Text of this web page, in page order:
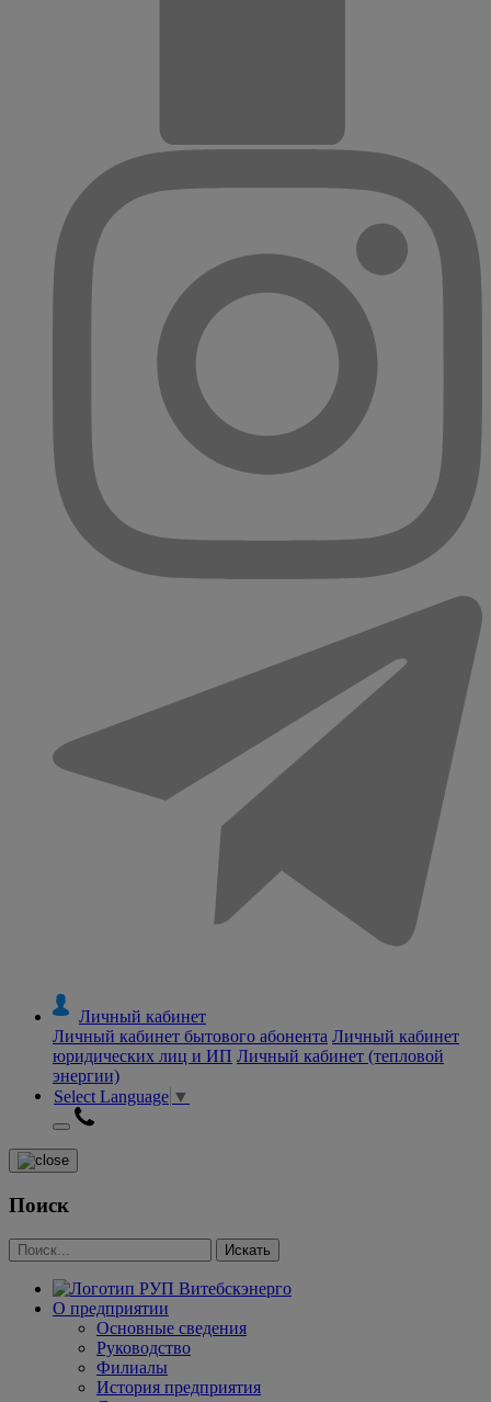
Личный кабинет
Личный кабинет бытового абонента Личный кабинет
юридических лиц и ИП Личный кабинет (тепловой
энергии)
Select Language ▼
Поиск
О предприятии
Основные сведения
Руководство
Филиалы
История предприятия